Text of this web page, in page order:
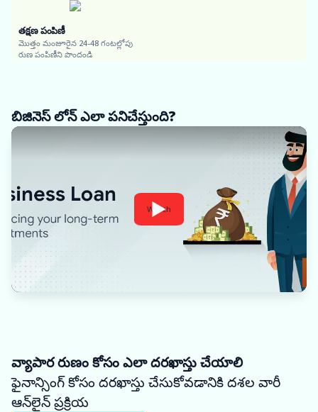
తక్షణ పంపిణీ
మొత్తం మంజూరైన 24-48 గంటల్లోపు
రుణ పంపిణీని పొందండి
బిజినెస్ లోన్ ఎలా పనిచేస్తుంది?
Watch
వ్యాపార రుణం కోసం ఎలా దరఖాస్తు చేయాలి
ఫైనాన్సింగ్ కోసం దరఖాస్తు చేసుకోవడానికి దశల వారీ
ఆన్‌లైన్ ప్రక్రియ